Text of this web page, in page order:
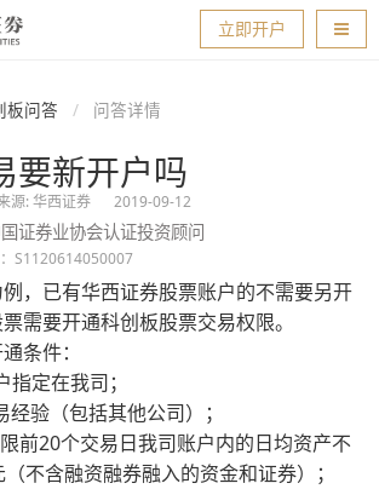
导航
立即开户
板问答 问答详情
要新开户吗
源: 华西证券 2019-09-12
证券业协会认证投资顾问
S1120614050007
，已有华西证券股票账户的不需要另开
需要开通科创板股票交易权限。
条件：
指定在我司；
验（包括其他公司）；
前20个交易日我司账户内的日均资产不
不含融资融券融入的资金和证券）；